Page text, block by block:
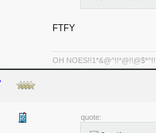
FTFY
OH
quote: